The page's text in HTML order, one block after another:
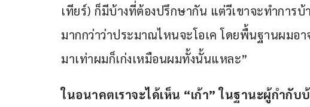
เทียร์) ก็มีบ้างที่ต้องปรึกษากัน แต่วีเขาจะทำการ
มากกว่าว่าประมาณไหนจะโอเค โดยพื้นฐานผมอา
มาเท่าผมก็เก่งเหมือนผมทั้งนั้นแหละ”
ในอนาคตเราจะได้เห็น “เก้า” ในฐานะผู้กำกับ